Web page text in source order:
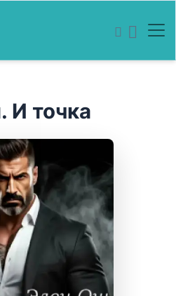
И точка